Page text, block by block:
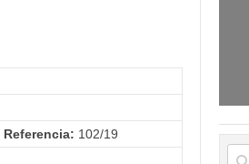
Referencia: 102/19